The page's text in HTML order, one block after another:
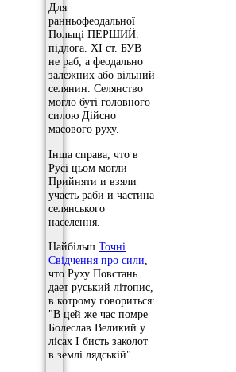
Для
ранньофеодальної
Польщі ПЕРШИЙ.
підлога. ХІ ст. БУВ
не раб, а феодально
залежних або вільний
селянин. Селянство
могло буті головного
силою Дійсно
масового руху.
Інша справа, что в
Русі цьом могли
Прийняти и взяли
участь раби и частина
селянського
населення.
Найбільш Точні
Свідчення про сили
что Руху Повстань
дает руський літопис,
в котрому говориться:
"В цей же час помре
Болеслав Великий у
лісах І бисть заколот
в землі лядській".